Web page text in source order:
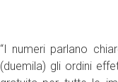
“I numeri parlano
(duemila) gli ordini